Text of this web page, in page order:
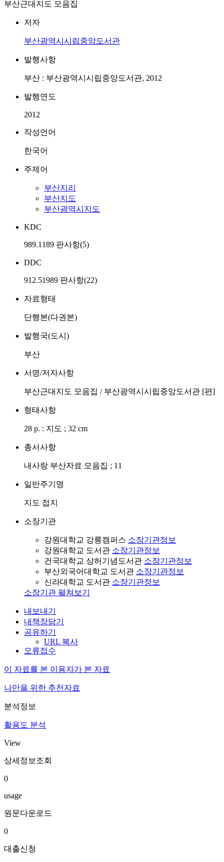
부산근대지도 모음집
저자
부산광역시시립중앙도서관
발행사항
부산 : 부산광역시시립중앙도서관, 2012
발행연도
2012
작성언어
한국어
주제어
부산지리
부산지도
부산광역시지도
KDC
989.1189 판사항(5)
DDC
912.51989 판사항(22)
자료형태
단행본(다권본)
발행국(도시)
부산
서명/저자사항
부산근대지도 모음집 / 부산광역시시립중앙도서관 [편]
형태사항
28 p. : 지도 ; 32 cm
총서사항
내사랑 부산자료 모음집 ; 11
일반주기명
지도 접지
소장기관
강원대학교 강릉캠퍼스 소장기관정보
강원대학교 도서관 소장기관정보
건국대학교 상허기념도서관 소장기관정보
부산외국어대학교 도서관 소장기관정보
신라대학교 도서관 소장기관정보
소장기관 펼쳐보기
내보내기
내책장담기
공유하기
URL 복사
오류접수
이 자료를 본 이용자가 본 자료
나만을 위한 추천자료
분석정보
활용도 분석
View
상세정보조회
0
usage
원문다운로드
0
대출신청